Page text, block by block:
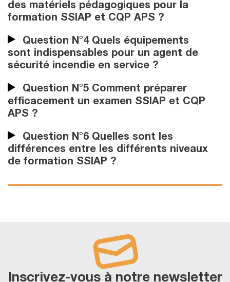
des matériels pédagogiques pour la
formation SSIAP et CQP APS ?
Question N°4 Quels équipements
sont indispensables pour un agent de
sécurité incendie en service ?
Question N°5 Comment préparer
efficacement un examen SSIAP et CQP
APS ?
Question N°6 Quelles sont les
différences entre les différents niveaux
de formation SSIAP ?
Inscrivez-vous à notre newsletter